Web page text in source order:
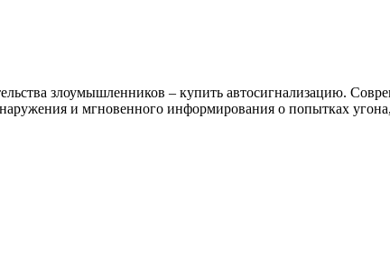
злоумышленников – купить автосигнализацию.
и мгновенного информирования о попытках